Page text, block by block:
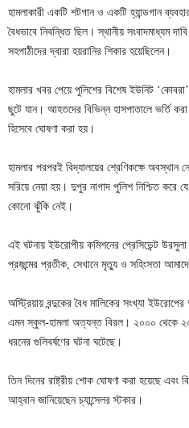
হামলাকারী একটি শটগান ও একটি হ্যান্ডগান
বৈধভাবে নিবন্ধিত ছিল। স্থানীয় সংবাদমাধ্যম
সহপাঠীদের দ্বারা হয়রানির শিকার হয়েছিলেন।
হামলার খবর পেয়ে পুলিশের বিশেষ ইউনিট
ছুটে যান। আহতদের বিভিন্ন হাসপাতালে ভর্তি
হিসেবে ঘোষণা করা হয়।
হামলার পরপরই বিদ্যালয়ের শ্রেণিকক্ষে অবস্থান
সরিয়ে নেয়া হয়। দুপুর নাগাদ পুলিশ নিশ্চিত করে
কোনো ঝুঁকি নেই।
এই ঘটনায় ইউরোপীয় কমিশনের প্রেসিডেন্ট
প্রজন্মের প্রতীক, সেখানে মৃত্যু ও সহিংসতা
অস্ট্রিয়ায় বন্দুকের বৈধ মালিকের সংখ্যা
এমন স্কুল-হামলা অত্যন্ত বিরল। ২০০০ থেকে
ধরনের গুলিবর্ষণের ঘটনা ঘটেছে।
তিন দিনের রাষ্ট্রীয় শোক ঘোষণা করা হয়েছে এবং
আহ্বান জানিয়েছেন চ্যান্সেলর স্টকার।